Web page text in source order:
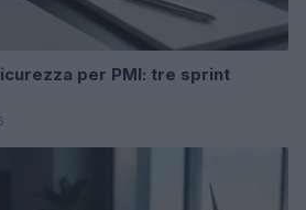
per PMI: tre sprint